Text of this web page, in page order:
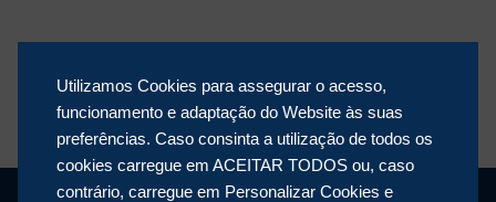
Utilizamos Cookies para assegurar o acesso,
funcionamento e adaptação do Website às suas
preferências. Caso consinta a utilização de todos os
cookies carregue em ACEITAR TODOS ou, caso
contrário, carregue em Personalizar Cookies e